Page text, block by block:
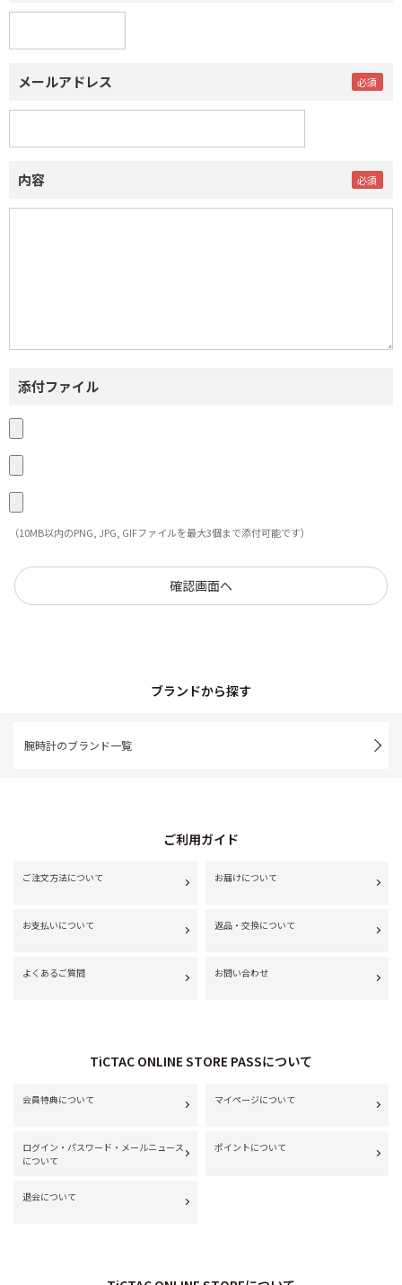
メールアドレス
内容
添付ファイル
（10MB以内のPNG, JPG, GIFファイルを最大3個まで添付可能です）
ブランドから探す
腕時計のブランド一覧
ご利用ガイド
ご注文方法について お届けについて
お支払いについて 返品・交換について
よくあるご質問 お問い合わせ
TiCTAC ONLINE STORE PASSについて
会員特典について マイページについて
ログイン・パスワード・メールニュース
について
ポイントについて
退会について